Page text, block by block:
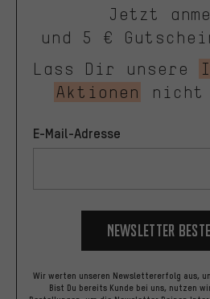
Jetzt
und 5 €
Lass Dir unsere
Aktionen
nicht
E-Mail-Adresse
Newsletter
Wir werten unseren Newslettererfolg aus,
Bist Du bereits Kunde bei uns, nutzen